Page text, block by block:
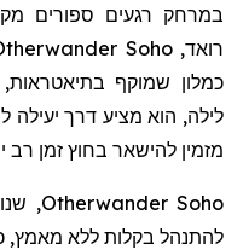
במרחק רגעים ספורים
רואד,
Soho
כמלון שמוקף
לילה, הוא מציע דרך יעילה
מזמין להישאר בחוץ זמן רב
Otherwander Soho
,